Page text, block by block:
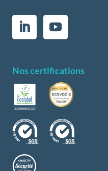
Nos certifications